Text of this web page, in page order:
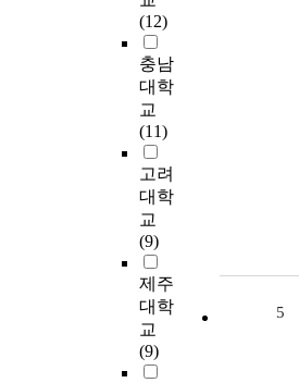
(12)
충남
대학
교
(11)
고려
대학
교
(9)
제주
대학
교
(9)
5